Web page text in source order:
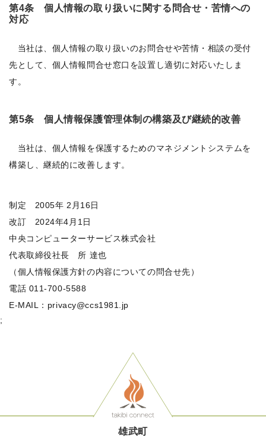
第4条 個人情報の取り扱いに関する問合せ・苦情への
対応
当社は、個人情報の取り扱いのお問合せや苦情・相談の受付
先として、個人情報問合せ窓口を設置し適切に対応いたしま
す。
第5条 個人情報保護管理体制の構築及び継続的改善
当社は、個人情報を保護するためのマネジメントシステムを
構築し、継続的に改善します。
制定 2005年 2月16日
改訂 2024年4月1日
中央コンピューターサービス株式会社
代表取締役社長 所 達也
（個人情報保護方針の内容についての問合せ先）
電話 011-700-5588
E-MAIL：privacy@ccs1981.jp
;
雄武町